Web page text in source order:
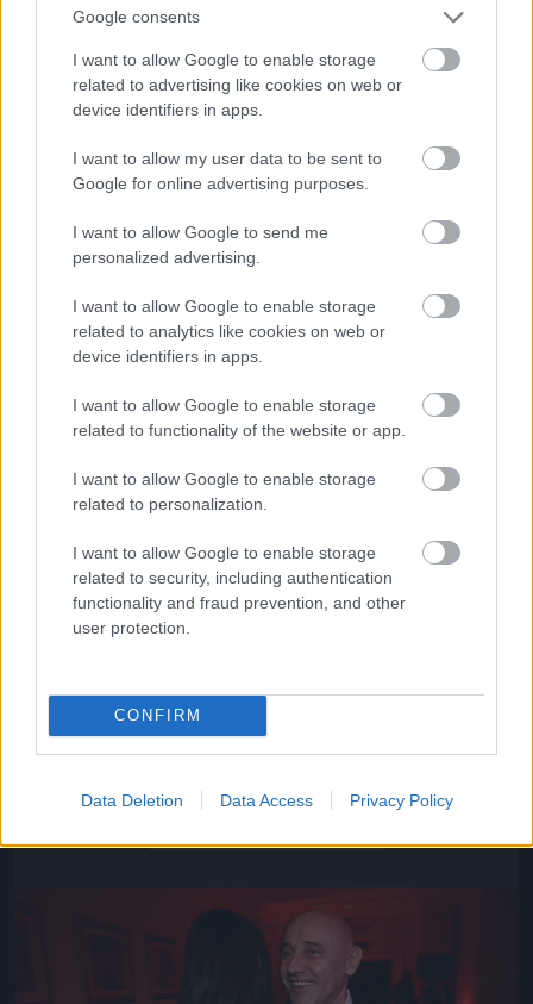
Google consents
I want to allow Google to enable storage
related to advertising like cookies on web or
device identifiers in apps.
I want to allow my user data to be sent to
Google for online advertising purposes.
I want to allow Google to send me
personalized advertising.
I want to allow Google to enable storage
related to analytics like cookies on web or
device identifiers in apps.
I want to allow Google to enable storage
related to functionality of the website or app.
I want to allow Google to enable storage
related to personalization.
I want to allow Google to enable storage
related to security, including authentication
functionality and fraud prevention, and other
user protection.
CONFIRM
Data Deletion Data Access Privacy Policy
Fotó: Szécsi István / Velvet
Jön még kép!
Fotó: Szécsi István / Velvet
Jön még kép!